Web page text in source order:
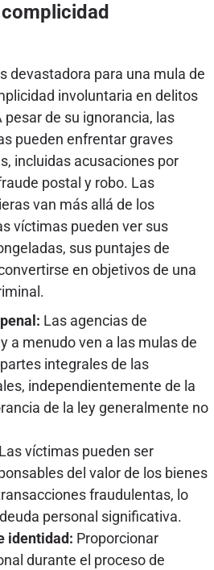
devastadora para una mula de
involuntaria en delitos
de su ignorancia, las
pueden enfrentar graves
incluidas acusaciones por
postal y robo. Las
van más allá de los
víctimas pueden ver sus
sus puntajes de
en objetivos de una
Las agencias de
a menudo ven a las mulas de
integrales de las
independientemente de la
de la ley generalmente no
Las víctimas pueden ser
del valor de los bienes
fraudulentas, lo
personal significativa.
identidad: Proporcionar
durante el proceso de